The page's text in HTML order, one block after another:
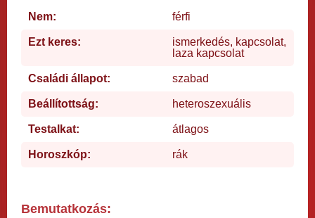
Nem: férfi
Ezt keres:
ismerkedés, kapcsolat,
laza kapcsolat
Családi állapot: szabad
Beállítottság: heteroszexuális
Testalkat: átlagos
Horoszkóp: rák
Bemutatkozás: